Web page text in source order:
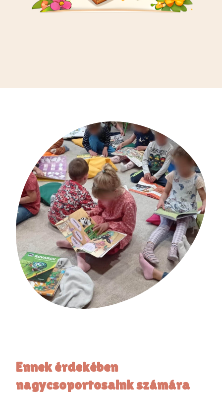
Ennek érdekében
nagycsoportosaink számára